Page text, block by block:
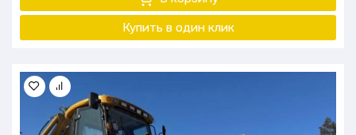
Купить в один клик